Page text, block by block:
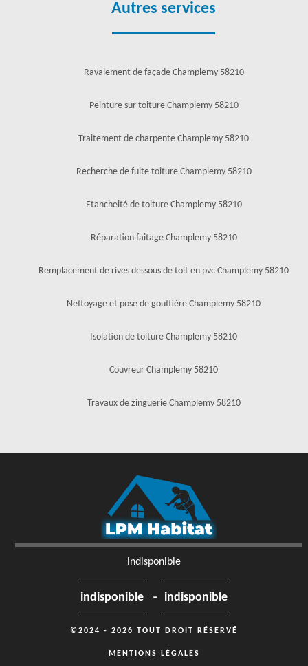
Autres services
Ravalement de façade Champlemy 58210
Peinture sur toiture Champlemy 58210
Traitement de charpente Champlemy 58210
Recherche de fuite toiture Champlemy 58210
Etancheité de toiture Champlemy 58210
Réparation faitage Champlemy 58210
Remplacement de rives dessous de toit en pvc Champlemy 58210
Nettoyage et pose de gouttière Champlemy 58210
Isolation de toiture Champlemy 58210
Couvreur Champlemy 58210
Travaux de zinguerie Champlemy 58210
indisponible
indisponible - indisponible
©2024 - 2026 TOUT DROIT RÉSERVÉ
MENTIONS LÉGALES